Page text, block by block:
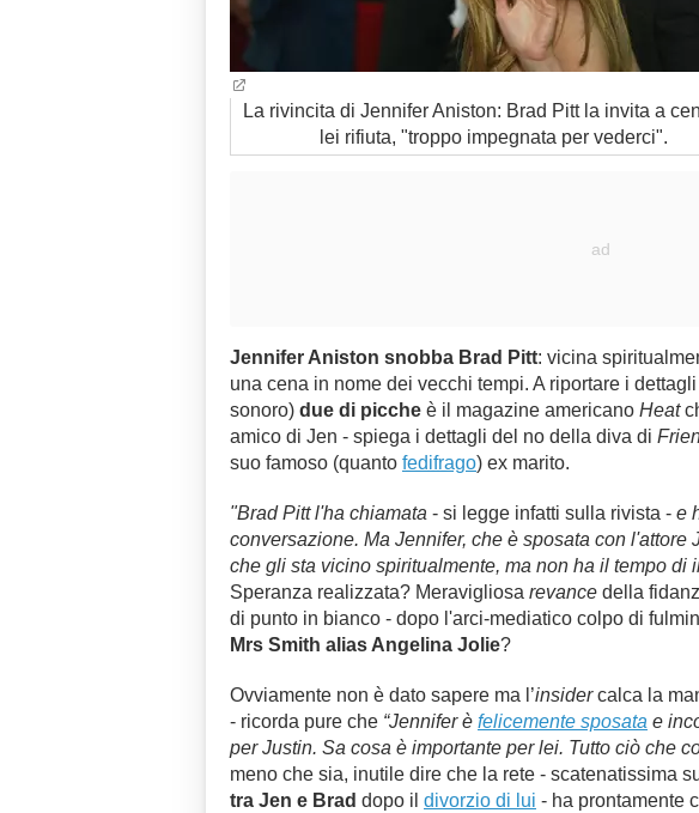
La rivincita di Jennifer Aniston: Brad Pitt la invita a
lei rifiuta, "troppo impegnata per vederci".
Jennifer Aniston snobba Brad Pitt: vicina
una cena in nome dei vecchi tempi. A riportare i
sonoro) due di picche è il magazine americano Heat
amico di Jen - spiega i dettagli del no della diva di
suo famoso (quanto fedifrago) ex marito.
"Brad Pitt l'ha chiamata - si legge infatti sulla rivista - e
conversazione. Ma Jennifer, che è sposata con l'attore
che gli sta vicino spiritualmente, ma non ha il tempo di
Speranza realizzata? Meravigliosa revance della
di punto in bianco - dopo l'arci-mediatico colpo di
Mrs Smith alias Angelina Jolie?
Ovviamente non è dato sapere ma l’insidercalca la
- ricorda pure che “Jennifer è felicemente sposata e
per Justin. Sa cosa è importante per lei. Tutto ciò che
meno che sia, inutile dire che la rete - scatenatissima
tra Jen e Brad dopo il divorzio di lui - ha prontamente